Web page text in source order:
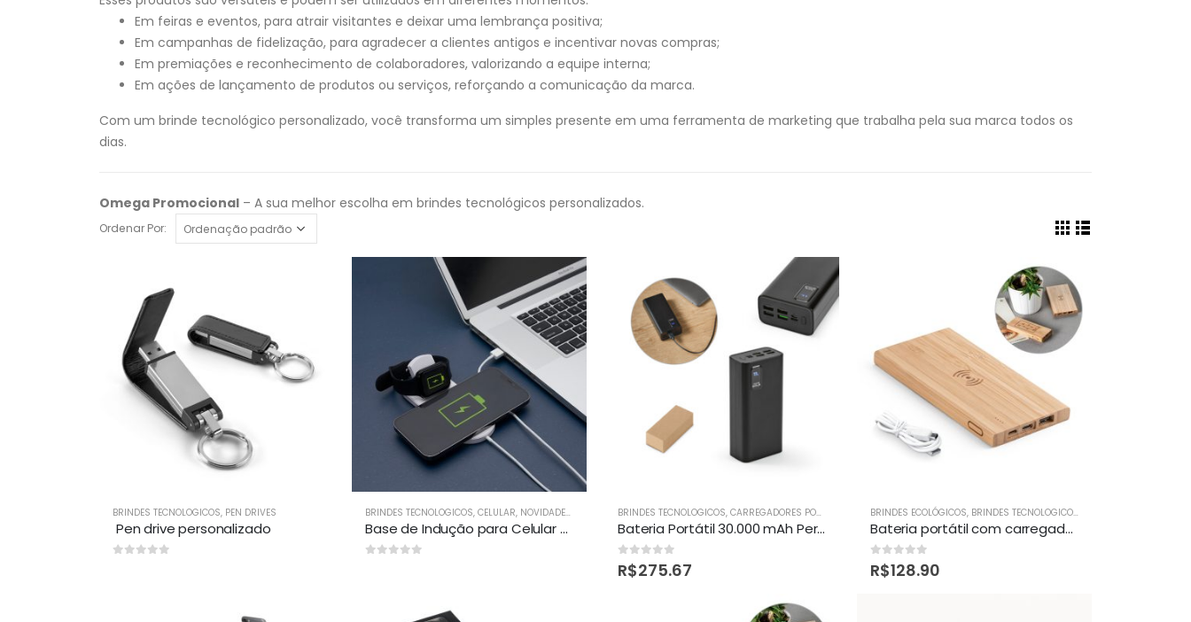
Em feiras e eventos, para atrair visitantes e deixar uma lembrança positiva;
Em campanhas de fidelização, para agradecer a clientes antigos e incentivar novas compras;
Em premiações e reconhecimento de colaboradores, valorizando a equipe interna;
Em ações de lançamento de produtos ou serviços, reforçando a comunicação da marca.
Com um brinde tecnológico personalizado, você transforma um simples presente em uma ferramenta de marketing que trabalha pela sua marca todos os
dias.
Omega Promocional – A sua melhor escolha em brindes tecnológicos personalizados.
Ordenar Por:
BRINDES TECNOLOGICOS, PEN DRIVES
Pen drive personalizado
BRINDES TECNOLOGICOS, CELULAR, NOVIDADES DE BRINDES
Base de Indução para Celular e Iwatch personalizada
BRINDES TECNOLOGICOS, CARREGADORES POWER BANK
Bateria Portátil 30.000 mAh Personalizada
0out of 5
R$275.67
BRINDES ECOLÓGICOS, BRINDES TECNOLOGICOS
Bateria portátil com carregador wireless em bambu personalizada
0out of 5
R$128.90